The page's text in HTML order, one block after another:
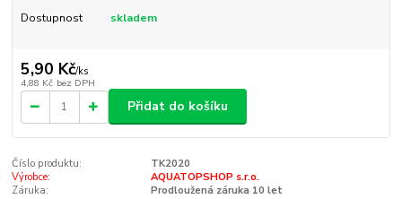
Dostupnost skladem
5,90 Kč/ks
4,88 Kč bez DPH
Přidat do košíku
Číslo produktu:
TK2020
Výrobce:
AQUATOPSHOP s.r.o.
Záruka:
Prodloužená záruka 10 let